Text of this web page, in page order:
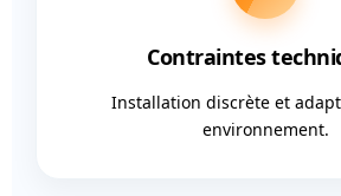
Contraintes
Installation discrète et
environnement.